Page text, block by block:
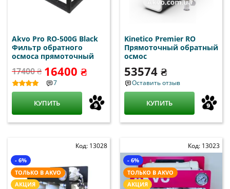
Akvo Pro RO-500G Black
Фильтр обратного
осмоса прямоточный
17400 ₴ 16400 ₴
7
КУПИТЬ
Kinetico Premier RO
Прямоточный обратный
осмос
53574 ₴
Оставить отзыв
КУПИТЬ
Код: 13028
- 6%
ТОЛЬКО В AKVO
АКЦИЯ
Код: 13023
- 6%
ТОЛЬКО В AKVO
АКЦИЯ